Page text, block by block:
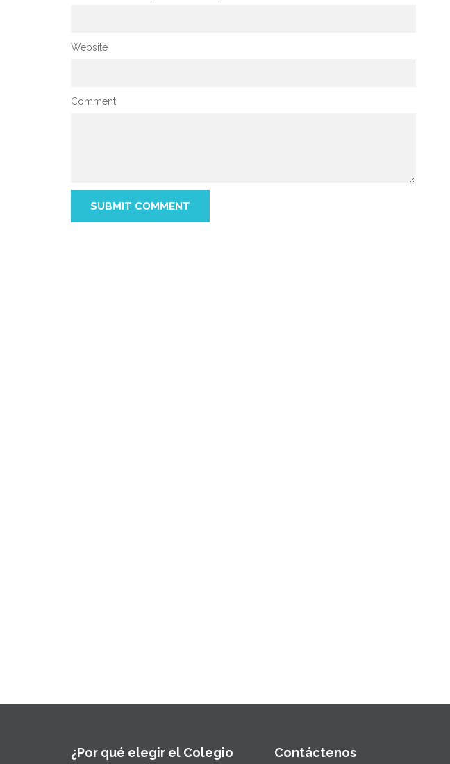
Website
Comment
¿Por qué elegir el Colegio Contáctenos